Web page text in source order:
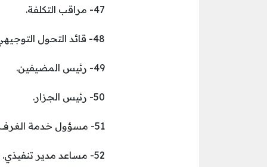
47- مراقب التكلفة.
48- قائد التحول التوجيهي.
49- رئيس المضيفين.
50- رئيس الجزار.
51- مسؤول خدمة الغرف – المأكولات والمشروبات (سعودي الجنسية).
52- مساعد مدير تنفيذي.